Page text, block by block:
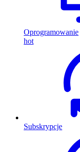
Oprogramowanie
hot
Subskrypcje